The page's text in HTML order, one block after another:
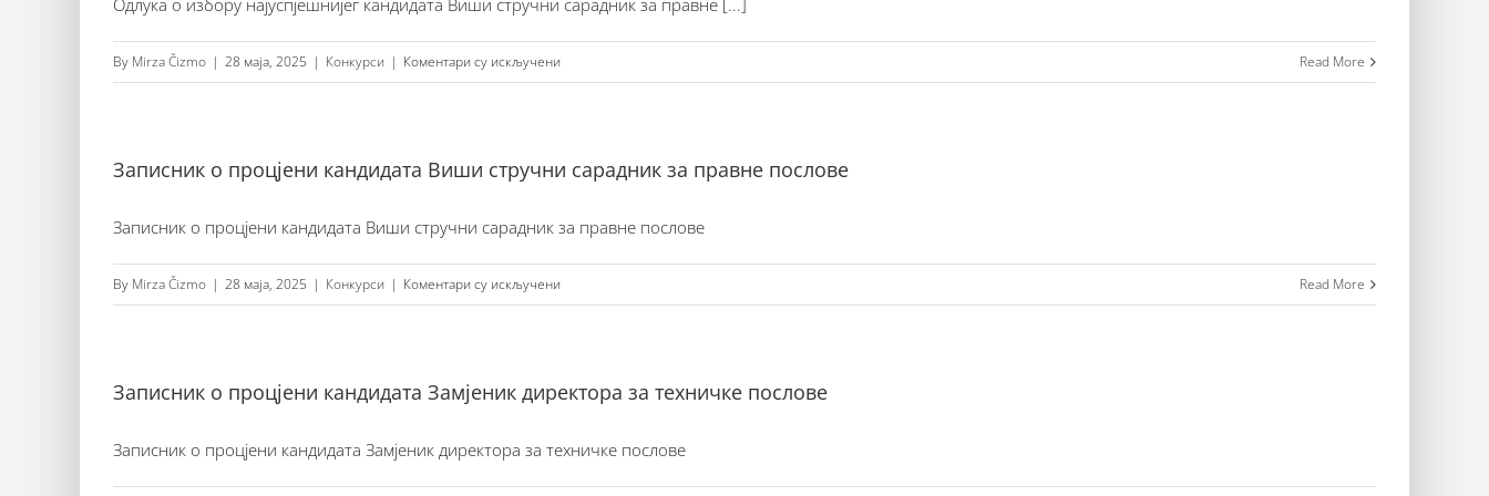
Одлука о избору најуспјешнијег кандидата Виши стручни сарадник за правне [...]
By Mirza Čizmo | 28 маја, 2025 | Конкурси | Коментари су искљученина
Одлука
најуспјешнијег
Виши
стручни
сарадник
Read More
Записник о процјени кандидата Виши стручни сарадник за правне послове
Записник о процјени кандидата Виши стручни сарадник за правне послове
By Mirza Čizmo | 28 маја, 2025 | Конкурси | Коментари су искљученина
Записник
кандидата
стручни
сарадник
Read More
Записник о процјени кандидата Замјеник директора за техничке послове
Записник о процјени кандидата Замјеник директора за техничке послове